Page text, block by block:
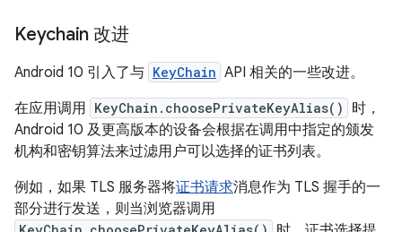
Keychain 改进
Android 10 引入了与 KeyChain API 相关的一些改进。
在应用调用 KeyChain.choosePrivateKeyAlias()
时，
Android 10 及更高版本的设备会根据在调用中指定的颁发
机构和密钥算法来过滤用户可以选择的证书列表。
例如，如果 TLS 服务器将证书请求消息作为 TLS 握手的一
部分进行发送，则当浏览器调用